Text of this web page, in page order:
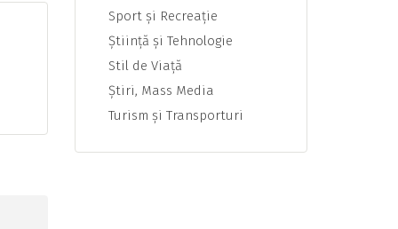
Sport şi Recreaţie
Ştiinţă şi Tehnologie
Stil de Viaţă
Ştiri, Mass Media
Turism şi Transporturi